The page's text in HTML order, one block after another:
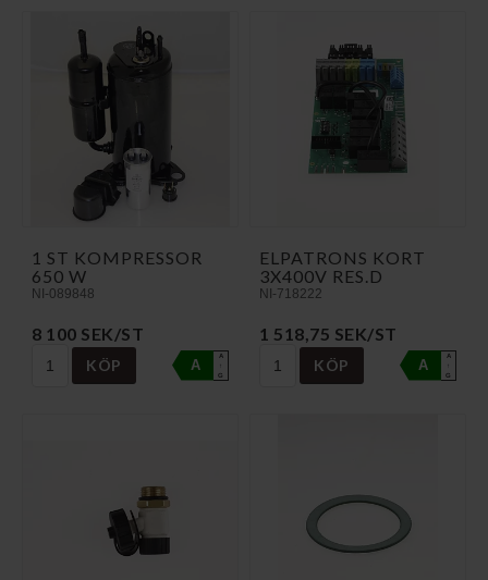
1 ST KOMPRESSOR
650 W
NI-089848
8 100 SEK/ST
KÖP A
A
↑
G
ELPATRONS KORT
3X400V RES.D
NI-718222
1 518,75 SEK/ST
KÖP A
A
↑
G